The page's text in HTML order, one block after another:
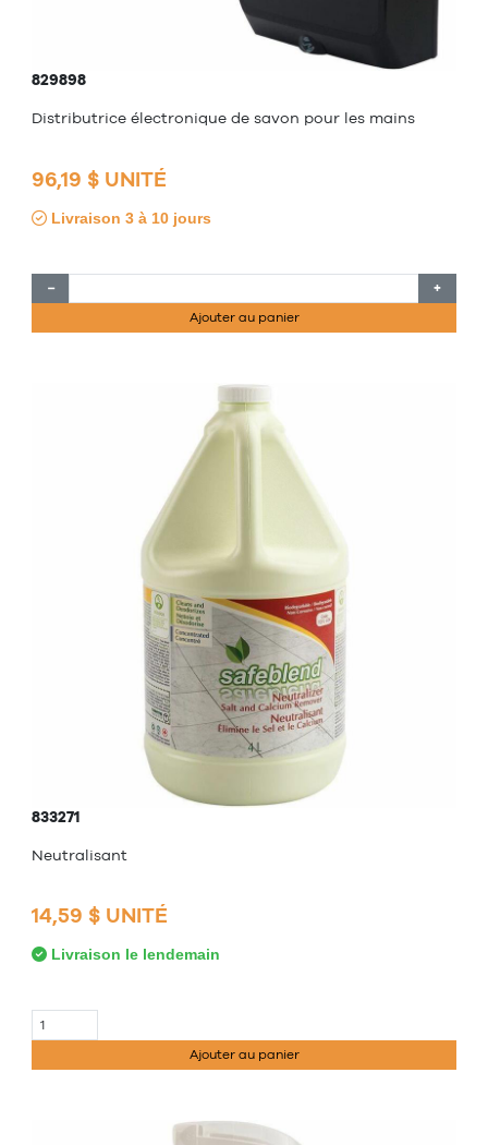
829898
Distributrice électronique de savon pour les mains
96,19 $ UNITÉ
Livraison 3 à 10 jours
− +
Ajouter au panier
833271
Neutralisant
14,59 $ UNITÉ
Livraison le lendemain
Ajouter au panier